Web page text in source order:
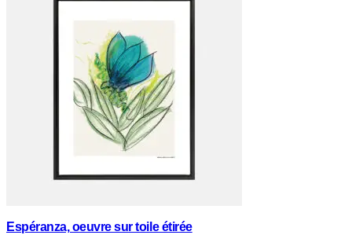
Espéranza, oeuvre sur toile étirée